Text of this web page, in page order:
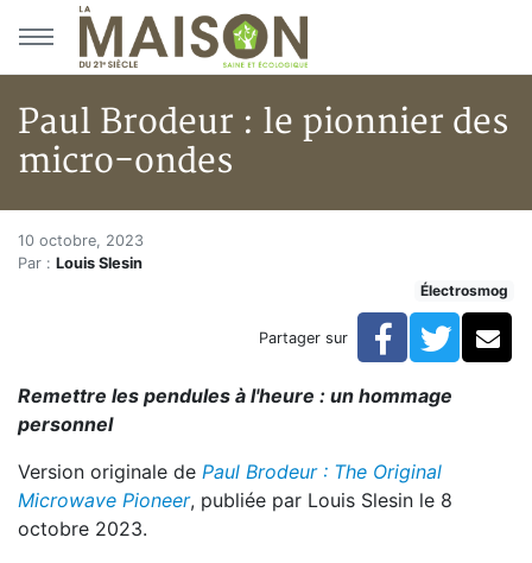
Aller au menu principal
Aller au contenu principal
Paul Brodeur : le pionnier des
micro-ondes
Accueil
Articles
Paul Brodeur : le pionnier des micro-ondes
Paul Brodeur : le pionnier des
10 octobre, 2023
Par : Louis Slesin
Électrosmog
Partager sur Facebook
Remettre les pendules à l'heure : un hommage
personnel
Version originale de Paul Brodeur : The Original
Microwave Pioneer, publiée par Louis Slesin le 8
octobre 2023.